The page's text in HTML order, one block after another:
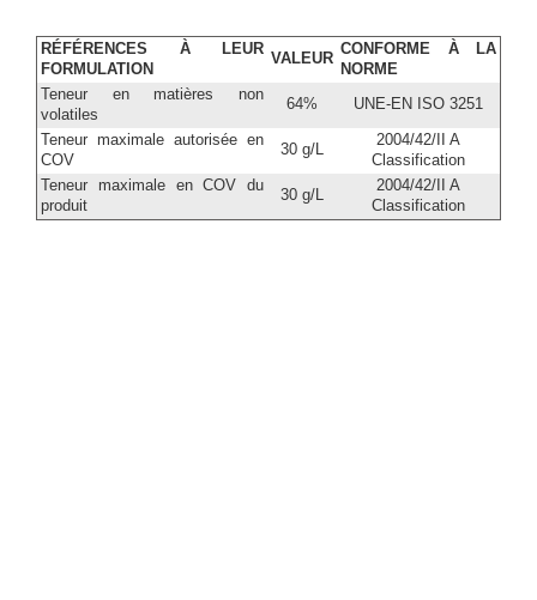
RÉFÉRENCES À LEUR
FORMULATION
VALEUR
CONFORME À LA
NORME
Teneur en matières non
volatiles
64% UNE-EN ISO 3251
Teneur maximale autorisée en
COV
30 g/L
2004/42/II A
Classification
Teneur maximale en COV du
produit
30 g/L
2004/42/II A
Classification